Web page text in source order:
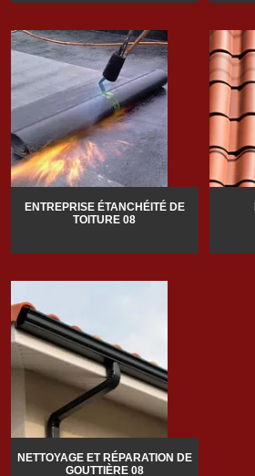
ENTREPRISE ÉTANCHÉITÉ DE
TOITURE 08
NETTOYAGE ET RÉPARATION DE
GOUTTIÈRE 08